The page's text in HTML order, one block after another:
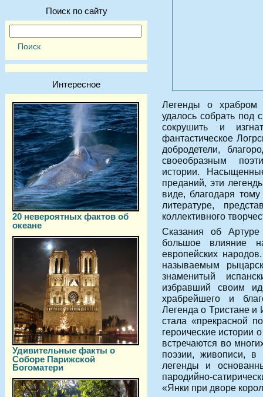
Поиск по сайту
Интересное
20 невероятных фактов об
океане
Удивительные факты о
Соборе Парижской
Богоматери
Легенды о храбром
удалось собрать под
сокрушить и
фантастическое
добродетели,
своеобразным
истории.
преданий, эти
виде, благодаря
литературе,
коллективного
Сказания об
большое влияние
европейских
называемым
знаменитый
избравший своим
храбрейшего и
Легенда о Тристане и
стала «прекрасной
героические истории
встречаются во
поэзии, живописи, в
легенды и
пародийно-
«Янки при дворе